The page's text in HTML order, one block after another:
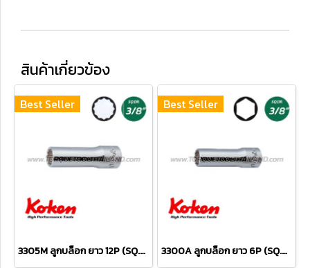
สินค้าเกี่ยวข้อง
Best Seller
3305M ลูกบล็อก ยาว 12P (SQ.DR.3/8") Deep Sockets
Best Seller
3300A ลูกบล็อก ยาว 6P (SQ.DR.3/8") Deep Sockets